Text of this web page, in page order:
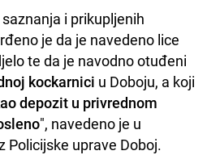
i prikupljenih
je da je navedeno lice
te da je navodno otuđeni
kockarnici u Doboju, a koji
depozit u privrednom
", navedeno je u
Policijske uprave Doboj.